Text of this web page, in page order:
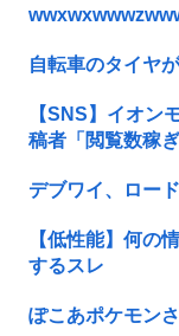
自転車のタイヤ
【SNS】イオン
稿者「閲覧数稼
デブワイ、ロー
【低性能】何の
するスレ
ぽこあポケモン